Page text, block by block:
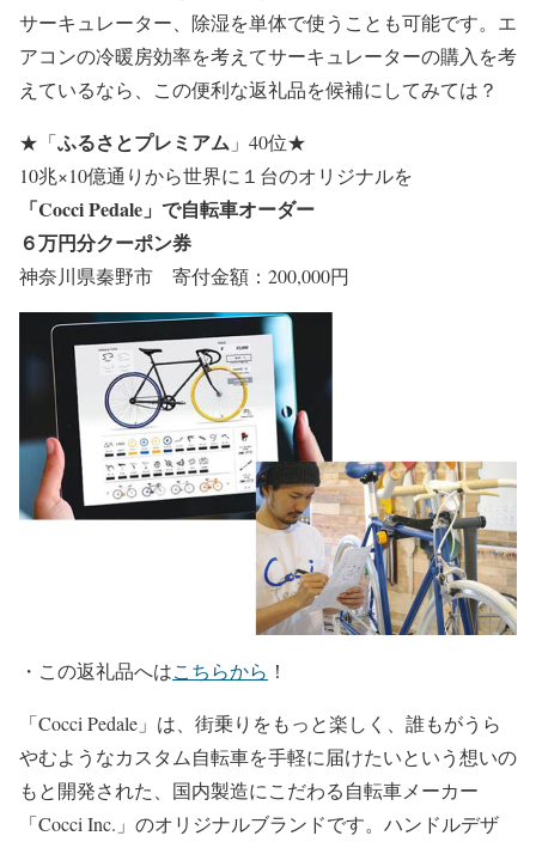
サーキュレーター、除湿を単体で使うことも可能です。エ
アコンの冷暖房効率を考えてサーキュレーターの購入を考
えているなら、この便利な返礼品を候補にしてみては？
★ 「ふるさとプレミアム 」40位★
10兆×10億通りから世界に１台のオリジナルを
「Cocci Pedale」で自転車オーダー
６万円分クーポン券
神奈川県秦野市 寄付金額：200,000円
・ この返礼品へはこちらから ！
「Cocci Pedale」は、街乗りをもっと楽しく、誰もがうら
やむようなカスタム自転車を手軽に届けたいという想いの
もと開発された、国内製造にこだわる自転車メーカー
「Cocci Inc.」のオリジナルブランドです。ハンドルデザ